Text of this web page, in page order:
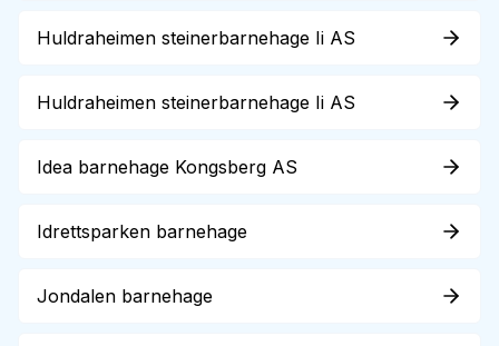
Huldraheimen steinerbarnehage Ii AS
Huldraheimen steinerbarnehage Ii AS
Idea barnehage Kongsberg AS
Idrettsparken barnehage
Jondalen barnehage